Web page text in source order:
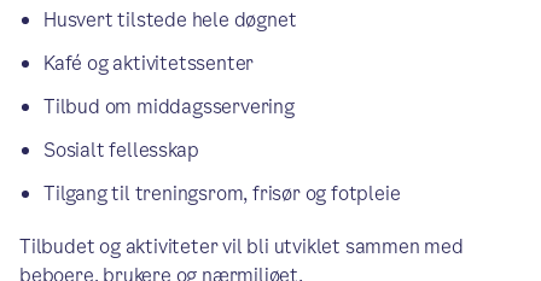
Husvert tilstede hele døgnet
Kafé og aktivitetssenter
Tilbud om middagsservering
Sosialt fellesskap
Tilgang til treningsrom, frisør og fotpleie
Tilbudet og aktiviteter vil bli utviklet sammen med